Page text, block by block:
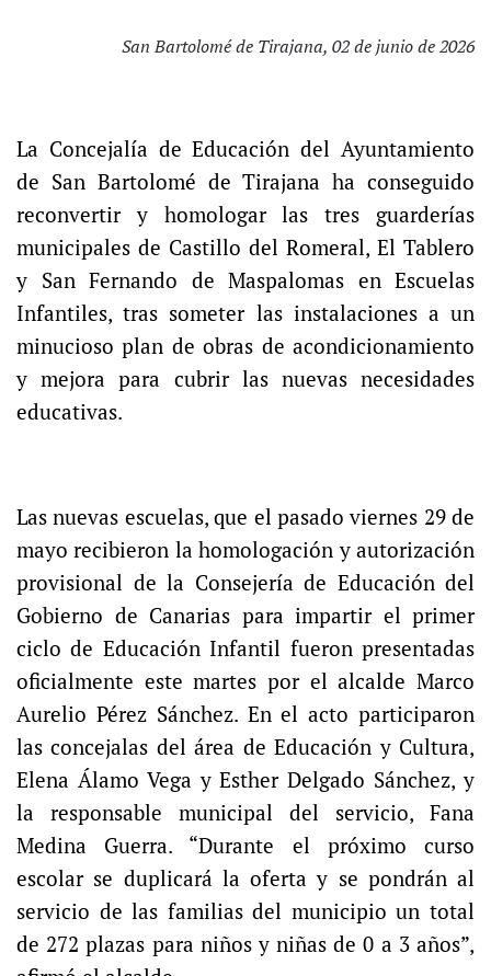
San Bartolomé de Tirajana, 02 de junio de 2026
La Concejalía de Educación del Ayuntamiento
de San Bartolomé de Tirajana ha conseguido
reconvertir y homologar las tres guarderías
municipales de Castillo del Romeral, El Tablero
y San Fernando de Maspalomas en Escuelas
Infantiles, tras someter las instalaciones a un
minucioso plan de obras de acondicionamiento
y mejora para cubrir las nuevas necesidades
educativas.
Las nuevas escuelas, que el pasado viernes 29 de
mayo recibieron la homologación y autorización
provisional de la Consejería de Educación del
Gobierno de Canarias para impartir el primer
ciclo de Educación Infantil fueron presentadas
oficialmente este martes por el alcalde Marco
Aurelio Pérez Sánchez. En el acto participaron
las concejalas del área de Educación y Cultura,
Elena Álamo Vega y Esther Delgado Sánchez, y
la responsable municipal del servicio, Fana
Medina Guerra. “Durante el próximo curso
escolar se duplicará la oferta y se pondrán al
servicio de las familias del municipio un total
de 272 plazas para niños y niñas de 0 a 3 años”,